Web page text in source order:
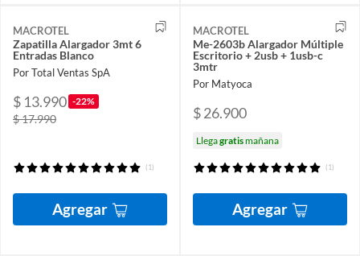
MACROTEL
Zapatilla Alargador 3mt 6
Entradas Blanco
Por Total Ventas SpA
$ 13.990 -22%
$ 17.990
(1)
Agregar
MACROTEL
Me-2603b Alargador Múltiple
Escritorio + 2usb + 1usb-c
3mtr
Por Matyoca
$ 26.900
Llegagratismañana
(1)
Agregar